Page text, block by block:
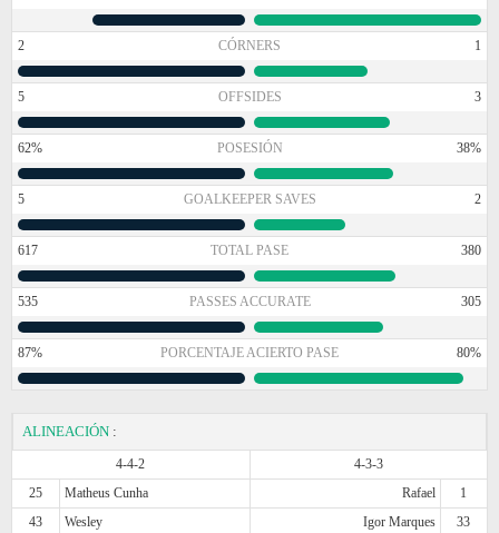
2 CÓRNERS 1
5 OFFSIDES 3
62% POSESIÓN 38%
5 GOALKEEPER SAVES 2
617 TOTAL PASE 380
535 PASSES ACCURATE 305
87% PORCENTAJE ACIERTO PASE 80%
ALINEACIÓN :
4-4-2
4-3-3
25
Matheus Cunha Rafael
1
43
Wesley Igor Marques
33